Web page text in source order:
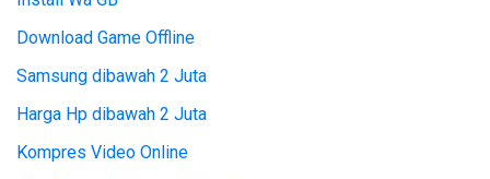
Download Game Offline
Samsung dibawah 2 Juta
Harga Hp dibawah 2 Juta
Kompres Video Online